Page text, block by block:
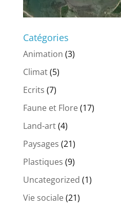
Catégories
Animation (3)
Climat(5)
Ecrits (7)
Faune et Flore(17)
Land-art(4)
Paysages (21)
Plastiques (9)
Uncategorized (1)
Vie sociale(21)